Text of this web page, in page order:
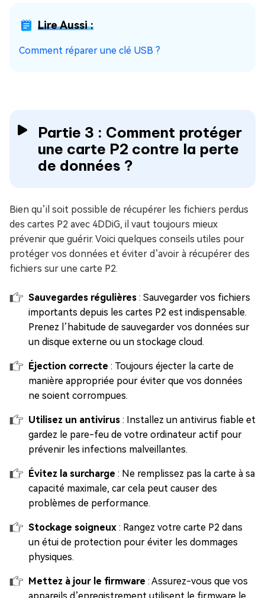
Lire Aussi :
Comment réparer une clé USB ?
Partie 3 : Comment protéger
une carte P2 contre la perte
de données ?
Bien qu’il soit possible de récupérer les fichiers perdus
des cartes P2 avec 4DDiG, il vaut toujours mieux
prévenir que guérir. Voici quelques conseils utiles pour
protéger vos données et éviter d’avoir à récupérer des
fichiers sur une carte P2.
Sauvegardes régulières : Sauvegarder vos fichiers
importants depuis les cartes P2 est indispensable.
Prenez l’habitude de sauvegarder vos données sur
un disque externe ou un stockage cloud.
Éjection correcte : Toujours éjecter la carte de
manière appropriée pour éviter que vos données
ne soient corrompues.
Utilisez un antivirus : Installez un antivirus fiable et
gardez le pare-feu de votre ordinateur actif pour
prévenir les infections malveillantes.
Évitez la surcharge : Ne remplissez pas la carte à sa
capacité maximale, car cela peut causer des
problèmes de performance.
Stockage soigneux : Rangez votre carte P2 dans
un étui de protection pour éviter les dommages
physiques.
Mettez à jour le firmware : Assurez-vous que vos